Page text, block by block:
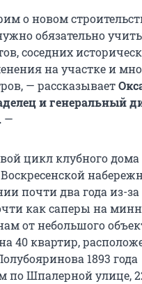
о новом
обязательно
соседних
на участке и
— рассказывает
и генеральный
—
цикл клубного дома
почти два года из-за
как саперы на
от небольшого
40 квартир,
1893 года
по Шпалерной улице,